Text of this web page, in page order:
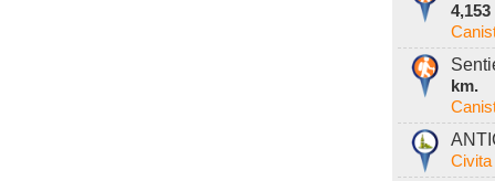
4,153
km.